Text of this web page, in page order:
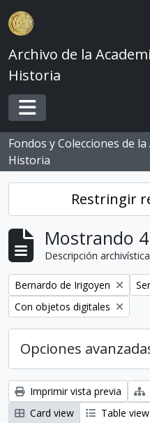
Skip to main content
Archivo de la
Historia
Toggle navigation
Fondos y Colecciones de
Historia
Restringir
Mostrando
Descripción archivística
Remove filter:
Bernardo de Irigoyen
Remove filter:
Con objetos digitales
Opciones
Imprimir vista previa
Card view
Table view